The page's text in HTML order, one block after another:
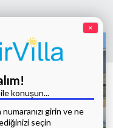
×
konuşun...
girin ve ne
seçin